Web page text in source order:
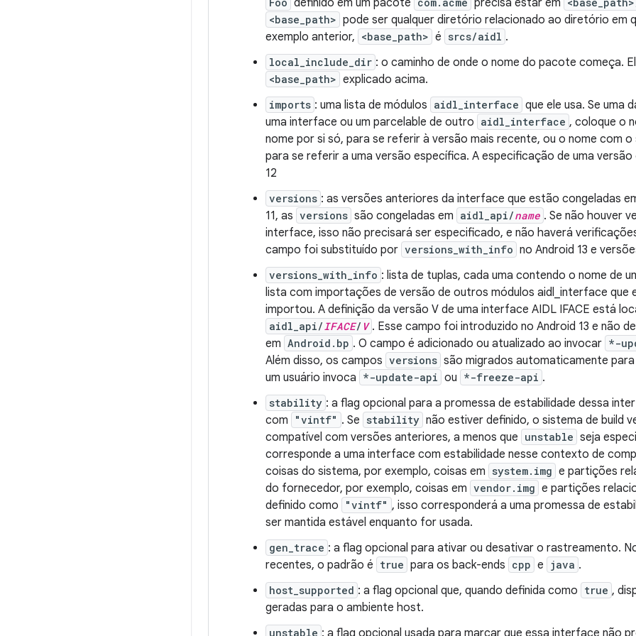
definido em um pacote precisa estar em
<base_path> pode ser qualquer diretório relacionado ao diretório em
exemplo anterior, <base_path> é srcs/aidl .
local_include_dir : o caminho de onde o nome do pacote começa.
<base_path> explicado acima.
imports : uma lista de módulos aidl_interface que ele usa. Se uma
uma interface ou um parcelable de outro aidl_interface , coloque o
nome por si só, para se referir à versão mais recente, ou o nome com
para se referir a uma versão específica. A especificação de uma
12
versions : as versões anteriores da interface que estão congeladas
11, as versions são congeladas em aidl_api/name . Se não houver
interface, isso não precisará ser especificado, e não haverá
campo foi substituído por versions_with_info no Android 13 e
versions_with_info : lista de tuplas, cada uma contendo o nome de
lista com importações de versão de outros módulos aidl_interface que
importou. A definição da versão V de uma interface AIDL IFACE está
aidl_api/IFACE/ V . Esse campo foi introduzido no Android 13 e não
em Android.bp . O campo é adicionado ou atualizado ao invocar *-
Além disso, os campos versions são migrados automaticamente
um usuário invoca *-update-api ou *-freeze-api .
stability : a flag opcional para a promessa de estabilidade dessa
com
"vintf" . Se stability não estiver definido, o sistema de build
compatível com versões anteriores, a menos que unstable seja
corresponde a uma interface com estabilidade nesse contexto de
coisas do sistema, por exemplo, coisas em system.img e partições
do fornecedor, por exemplo, coisas em vendor.img e partições
definido como
"vintf" , isso corresponderá a uma promessa de
ser mantida estável enquanto for usada.
gen_trace : a flag opcional para ativar ou desativar o rastreamento.
recentes, o padrão é true para os back-ends cpp e java .
host_supported : a flag opcional que, quando definida como true ,
geradas para o ambiente host.
unstable : a flag opcional usada para marcar que essa interface não